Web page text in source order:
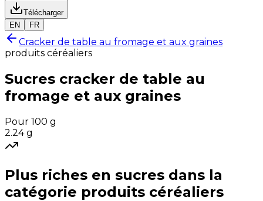
Télécharger
EN
FR
Cracker de table au fromage et aux graines
produits céréaliers
Sucres cracker de table au
fromage et aux graines
Pour 100 g
2.24 g
Plus riches en sucres dans la
catégorie produits céréaliers